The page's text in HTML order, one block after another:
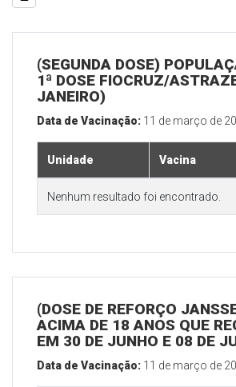
(SEGUNDA DOSE)
1ª DOSE FIOCRUZ/
JANEIRO)
Data de Vacinação: 11 de março de
Unidade Vacina
Nenhum resultado foi encontrado.
(DOSE DE REFORÇO
ACIMA DE 18 ANOS QUE
EM 30 DE JUNHO E 08 DE
Data de Vacinação: 11 de março de